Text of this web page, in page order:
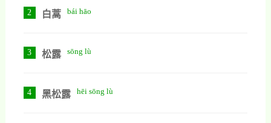
2 白蒿 bái hāo
3 松露 sōng lù
4 黑松露 hēi sōng lù